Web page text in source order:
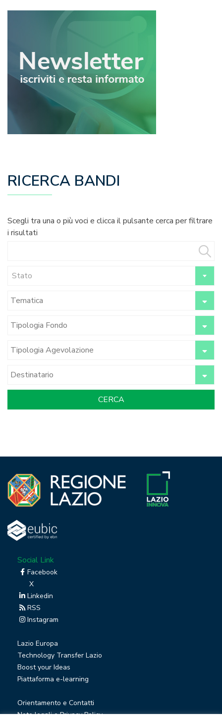
RICERCA BANDI
Scegli tra una o più voci e clicca il pulsante cerca per filtrare
i risultati
Stato
Social Link
Facebook
X
Linkedin
RSS
Instagram
Lazio Europa
Technology Transfer Lazio
Boost your Ideas
Piattaforma e-learning
Orientamento e Contatti